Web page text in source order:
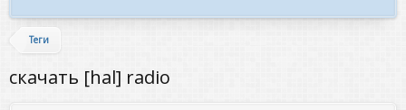
Теги
скачать [hal] radio